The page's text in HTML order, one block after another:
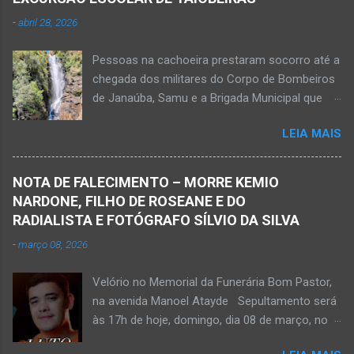
para o hospital na cidade de Monte Azul. Essa
do Suporte Aéreo Avançado de Vida (SAAV)
para unidade hospi...
-abril 28, 2026
Pessoas na cachoeira prestaram socorro até a
chegada dos militares do Corpo de Bombeiros
de Janaúba, Samu e a Brigada Municipal que
resistiu e foi a óbito Foto álbum pessoal Kauan
Pereira Alves publicou em sua rede social a
foto em que apreciava a Cachoeira Maria Rosa,
em Mato Verde, pouco tempo antes de se
afogar e depois vir a óbito nesta terça-feira, dia
socorrem estudante que se afogou em
cachoeira em Mato Verde nesta terça-feira, dia
28 de abril de 2026. Adolescente não resistiu e
LEIA MAIS
NOTA DE FALECIMENTO – MORRE KEMIO
NARDONE, FILHO DE ROSEANE E DO
RADIALISTA E FOTÓGRAFO SÍLVIO DA SILVA
-março 08, 2026
Velório no Memorial da Funerária Bom Pastor,
na avenida Manoel Atayde Sepultamento será
às 17h de hoje, domingo, dia 08 de março, no